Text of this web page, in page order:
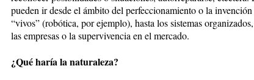
pueden ir desde el ámbito del perfeccionamiento o la
“vivos” (robótica, por ejemplo), hasta los sistemas
las empresas o la supervivencia en el mercado.
¿Qué haría la naturaleza?